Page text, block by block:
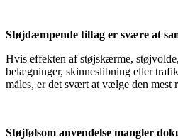
Støjdæmpende tiltag er svære at
Hvis effekten af støjskærme,
belægninger, skinneslibning eller
måles, er det svært at vælge den mest
Støjfølsom anvendelse mangler